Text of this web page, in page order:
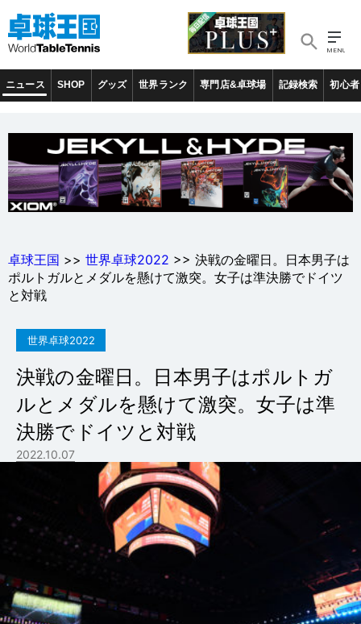
ニュース SHOP グッズ 世界ランク 専門店&卓球場 記録検索 初心者
卓球王国 >> 世界卓球2022 >> 決戦の金曜日。日本男子は
ポルトガルとメダルを懸けて激突。女子は準決勝でドイツ
と対戦
世界卓球2022
決戦の金曜日。日本男子はポルトガ
ルとメダルを懸けて激突。女子は準
決勝でドイツと対戦
2022.10.07